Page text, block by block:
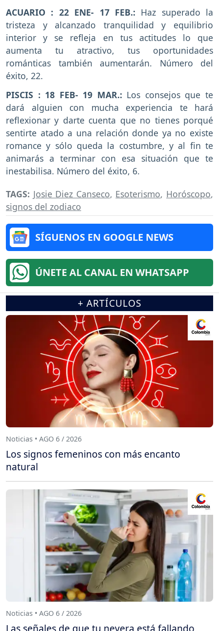
ACUARIO : 22 ENE- 17 FEB.: Haz superado la
tristeza y alcanzado tranquilidad y equilibrio
interior y se refleja en tus actitudes lo que
aumenta tu atractivo, tus oportunidades
románticas también aumentarán. Número del
éxito, 22.
PISCIS : 18 FEB- 19 MAR.: Los consejos que te
dará alguien con mucha experiencia te hará
reflexionar y darte cuenta que no tienes porqué
sentirte atado a una relación donde ya no existe
romance y sólo queda la costumbre, y al fin te
animarás a terminar con esa situación que te
inestabilisa. Número del éxito, 6.
TAGS: Josie Diez Canseco, Esoterismo, Horóscopo,
signos del zodiaco
SÍGUENOS EN GOOGLE NEWS
ÚNETE AL CANAL EN WHATSAPP
+ ARTÍCULOS
Noticias • AGO 6 / 2026
Los signos femeninos con más encanto
natural
Noticias • AGO 6 / 2026
Las señales de que tu nevera está fallando